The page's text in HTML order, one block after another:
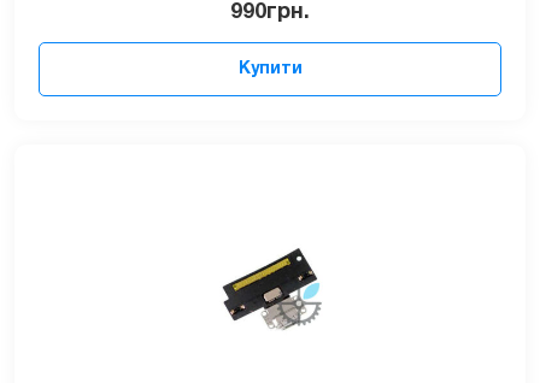
990грн.
Купити